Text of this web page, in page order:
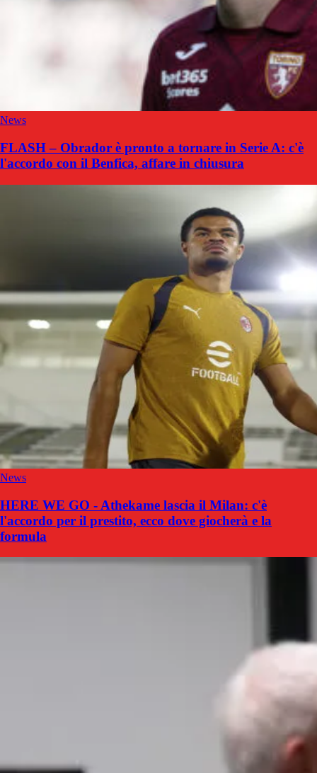
News
FLASH – Obrador è pronto a tornare in Serie A: c'è
l'accordo con il Benfica, affare in chiusura
News
HERE WE GO - Athekame lascia il Milan: c'è
l'accordo per il prestito, ecco dove giocherà e la
formula